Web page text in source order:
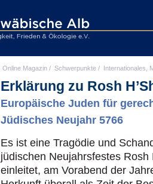
Online Magazin / Schwerpunkte / Internationales,
Erklärung zu Rosh
Europäische Juden für
Jüdisches Neujahr 5766
Es ist eine Tragödie und
jüdischen Neujahrsfestes Rosh
einleitet, am Vorabend der